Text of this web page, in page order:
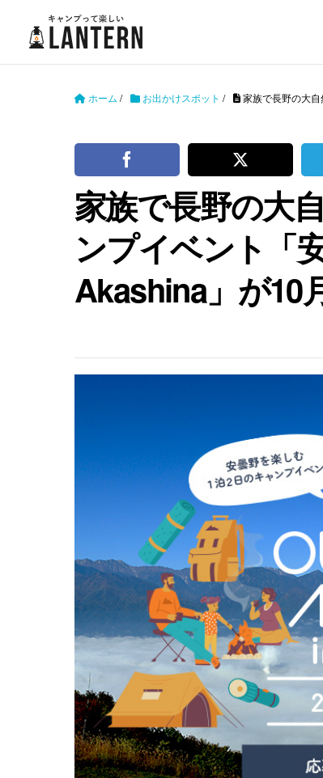
ホーム / お出かけスポット / 家族で長野の大
家族で長野の大
ンプイベント「
Akashina」が10